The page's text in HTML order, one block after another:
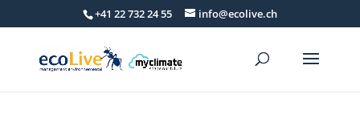
+41 22 732 24 55 info@ecolive.ch